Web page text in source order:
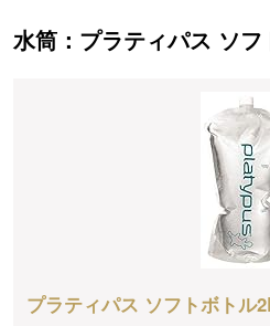
水筒：プラティパス ソ
プラティパス ソフトボトル